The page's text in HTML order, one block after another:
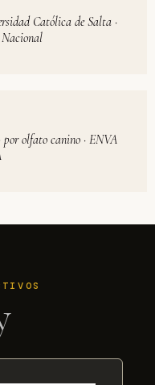
Católica de Salta ·
olfato canino · ENVA